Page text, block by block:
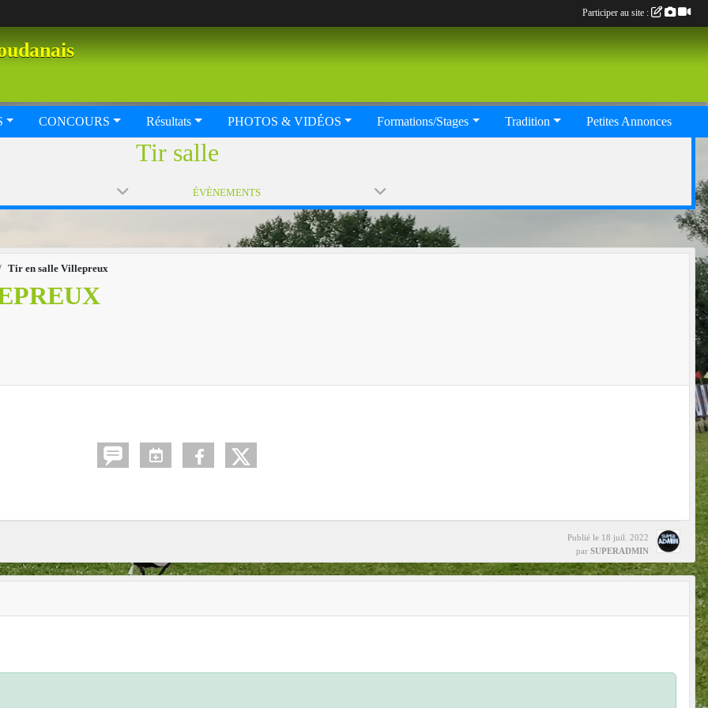
CONCOURS Résultats PHOTOS & VIDÉOS Formations/Stages Tradition Petites Annonces
Tir salle
ÉVÈNEMENTS
Tir en salle Villepreux
Publié le 18 juil. 2022
par SUPERADMIN
Participer au site :